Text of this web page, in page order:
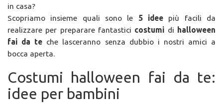
in casa?
Scopriamo insieme quali sono le 5 idee più facili da
realizzare per preparare fantastici costumi di halloween
fai da te che lasceranno senza dubbio i nostri amici a
bocca aperta.
Costumi halloween fai da te:
idee per bambini